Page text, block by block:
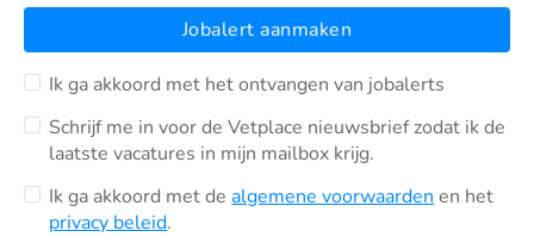
Jobalert aanmaken
Ik ga akkoord met het ontvangen van jobalerts
Schrijf me in voor de Vetplace nieuwsbrief zodat ik de
laatste vacatures in mijn mailbox krijg.
Ik ga akkoord met dealgemene voorwaarden en het
privacy beleid.